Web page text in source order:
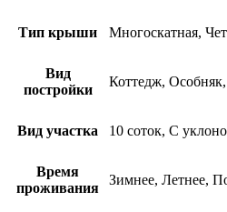
Тип крыши Многоскатная,
Вид
постройки
Коттедж,
Вид участка 10 соток, С
Время
проживания
Зимнее, Летнее,